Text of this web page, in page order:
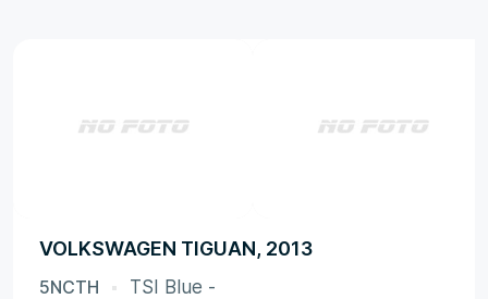
VOLKSWAGEN TIGUAN, 2013
5NCTH TSI Blue -